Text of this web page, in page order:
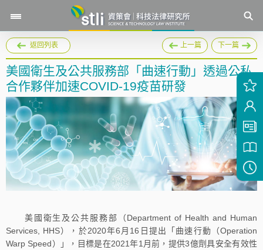
返回列表 上一篇 下一篇
美國衛生及公共服務部「曲速行動」透過公私
合作夥伴加速COVID-19疫苗研發
美國衛生及公共服務部（Department of Health and Human
Services, HHS），於2020年6月16日提出「曲速行動（Operation
Warp Speed）」，目標是在2021年1月前，提供3億劑具安全有效性